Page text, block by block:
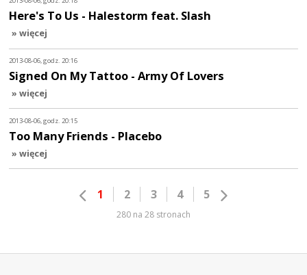
Here's To Us - Halestorm feat. Slash
» więcej
2013-08-06, godz. 20:16
Signed On My Tattoo - Army Of Lovers
» więcej
2013-08-06, godz. 20:15
Too Many Friends - Placebo
» więcej
1 2 3 4 5
280 na 28 stronach